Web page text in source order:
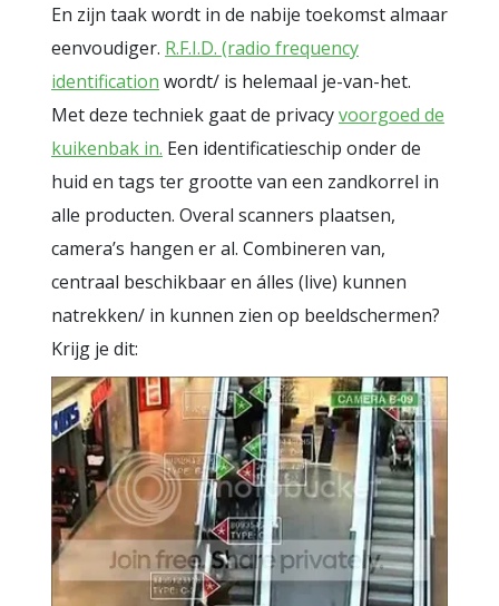
En zijn taak wordt in de nabije toekomst almaar
eenvoudiger. R.F.I.D. (radio frequency
identification wordt/ is helemaal je-van-het.
Met deze techniek gaat de privacyvoorgoed de
kuikenbak in. Een identificatieschip onder de
huid en tags ter grootte van een zandkorrel in
alle producten. Overal scanners plaatsen,
camera’s hangen er al. Combineren van,
centraal beschikbaar en álles (live) kunnen
natrekken/ in kunnen zien op beeldschermen?
Krijg je dit: